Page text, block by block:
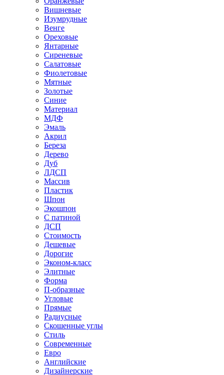
Вишневые
Изумрудные
Венге
Ореховые
Янтарные
Сиреневые
Салатовые
Фиолетовые
Мятные
Золотые
Синие
Материал
МДФ
Эмаль
Акрил
Береза
Дерево
Дуб
ЛДСП
Массив
Пластик
Шпон
Экошпон
С патиной
ДСП
Стоимость
Дешевые
Дорогие
Эконом-класс
Элитные
Форма
П-образные
Угловые
Прямые
Радиусные
Скошенные углы
Стиль
Современные
Евро
Английские
Дизайнерские